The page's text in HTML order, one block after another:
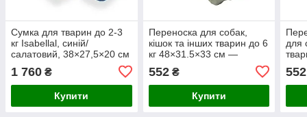
Сумка для тварин до 2-3
кг Isabellal, синій/
салатовий, 38×27,5×20 см
1 760 ₴
Купити
Переноска для собак,
кішок та інших тварин до 6
кг 48×31.5×33 см —
PRATIKO 1 plast. GREEN
552₴
Купити
для
RED
552